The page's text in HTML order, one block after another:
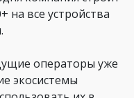
на все устройства
операторы уже
экосистемы